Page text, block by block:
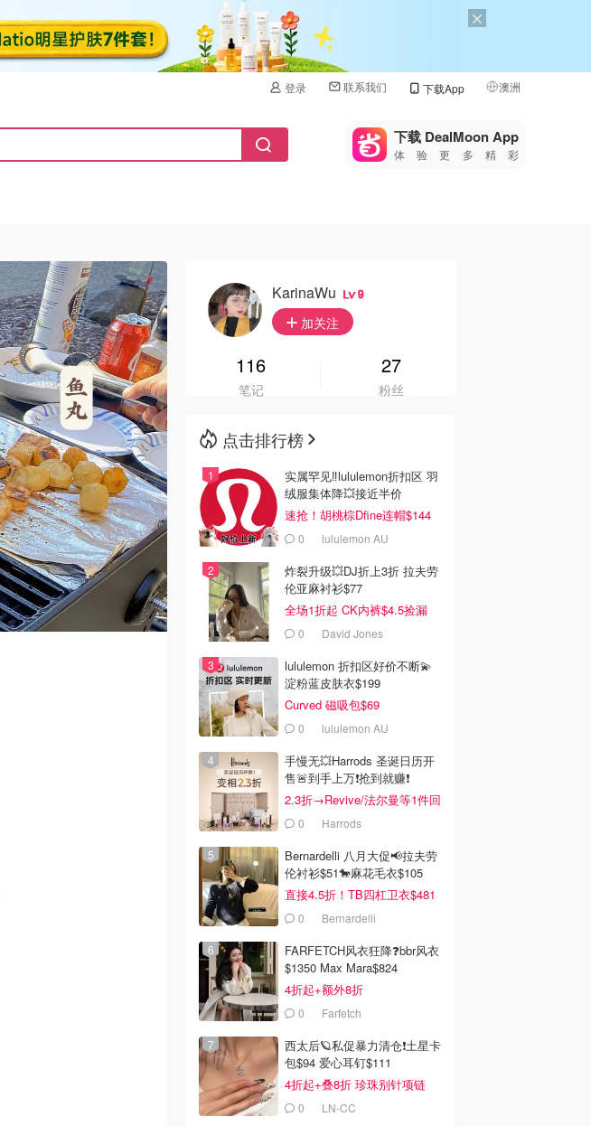
登录 联系我们 下载App 澳洲
🇺🇸
🇨🇳 中国
🇦🇺
下载 DealMoon App
体验更多精彩
KarinaWu 9
加关注
116
笔记
27
粉丝
点击排行榜
实属罕见‼️lululemon折扣区 羽
绒服集体降💥接近半价
速抢！胡桃棕Dfine连帽$144
0 lululemon AU
炸裂升级💥DJ折上3折 拉夫劳
伦亚麻衬衫$77
全场1折起 CK内裤$4.5捡漏
0 David Jones
lululemon 折扣区好价不断💫
淀粉蓝皮肤衣$199
Curved 磁吸包$69
0 lululemon AU
手慢无💥Harrods 圣诞日历开
售🚨到手上万❗️抢到就赚❗️
2.3折→Revive/法尔曼等1件回
本！0 Harrods
Bernardelli 八月大促📢拉夫劳
伦衬衫$51🐎麻花毛衣$105
直接4.5折！TB四杠卫衣$481
0 Bernardelli
FARFETCH风衣狂降❓bbr风衣
$1350 Max Mara$824
4折起+额外8折
0 Farfetch
西太后🪐私促暴力清仓❗土星卡
包$94 爱心耳钉$111
4折起+叠8折 珍珠别针项链
$1960 LN-CC